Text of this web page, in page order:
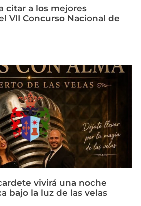
citar a los mejores
VII Concurso Nacional de
vivirá una noche
bajo la luz de las velas